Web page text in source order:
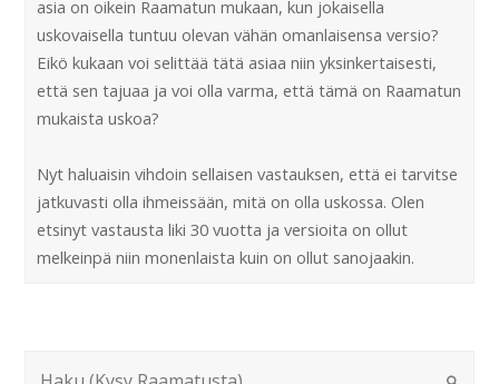
asia on oikein Raamatun mukaan, kun jokaisella
uskovaisella tuntuu olevan vähän omanlaisensa versio?
Eikö kukaan voi selittää tätä asiaa niin yksinkertaisesti,
että sen tajuaa ja voi olla varma, että tämä on Raamatun
mukaista uskoa?
Nyt haluaisin vihdoin sellaisen vastauksen, että ei tarvitse
jatkuvasti olla ihmeissään, mitä on olla uskossa. Olen
etsinyt vastausta liki 30 vuotta ja versioita on ollut
melkeinpä niin monenlaista kuin on ollut sanojaakin.